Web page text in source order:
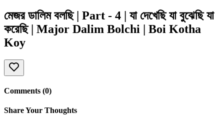
মেজর ডালিম বলছি | Part - 4 | যা দেখেছি যা বুঝেছি যা
করেছি | Major Dalim Bolchi | Boi Kotha
Koy
Comments (0)
Share Your Thoughts